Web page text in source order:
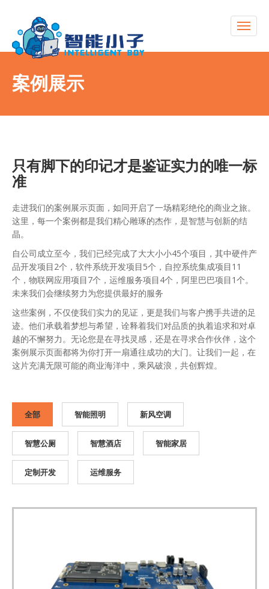
案例展示
只有脚下的印记才是鉴证实力的唯一标
准
走进我们的案例展示页面，如同开启了一场精彩绝伦的商业之旅。
这里，每一个案例都是我们精心雕琢的杰作，是智慧与创新的结
晶。
自公司成立至今，我们已经完成了大大小小45个项目，其中硬件产
品开发项目2个，软件系统开发项目5个，自控系统集成项目11
个，物联网应用项目7个，运维服务项目4个，阿里巴巴项目1个。
未来我们会继续努力为您提供最好的服务
这些案例，不仅使我们实力的见证，更是我们与客户携手共进的足
迹。他们承载着梦想与希望，诠释着我们对品质的执着追求和对卓
越的不懈努力。无论您是在寻找灵感，还是在寻求合作伙伴，这个
案例展示页面都将为你打开一扇通往成功的大门。让我们一起，在
这片充满无限可能的商业海洋中，乘风破浪，共创辉煌。
全部 智能照明 新风空调
智慧公厕 智慧酒店 智能家居
定制开发 运维服务